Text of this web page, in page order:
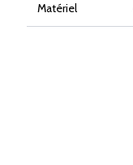
Matériel